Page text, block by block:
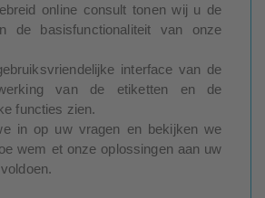
online consult tonen wij u de
de basisfunctionaliteit van onze
interface van de
van de etiketten en de
functies zien.
in op uw vragen en bekijken we
wem et onze oplossingen aan uw